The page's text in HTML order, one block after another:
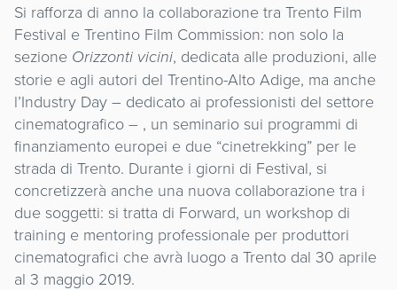
Si rafforza di anno la collaborazione tra Trento Film
Festival e Trentino Film Commission: non solo la
sezione Orizzonti vicini, dedicata alle produzioni, alle
storie e agli autori del Trentino-Alto Adige, ma anche
l’Industry Day – dedicato ai professionisti del settore
cinematografico – , un seminario sui programmi di
finanziamento europei e due “cinetrekking” per le
strada di Trento. Durante i giorni di Festival, si
concretizzerà anche una nuova collaborazione tra i
due soggetti: si tratta di Forward, un workshop di
training e mentoring professionale per produttori
cinematografici che avrà luogo a Trento dal 30 aprile
al 3 maggio 2019.